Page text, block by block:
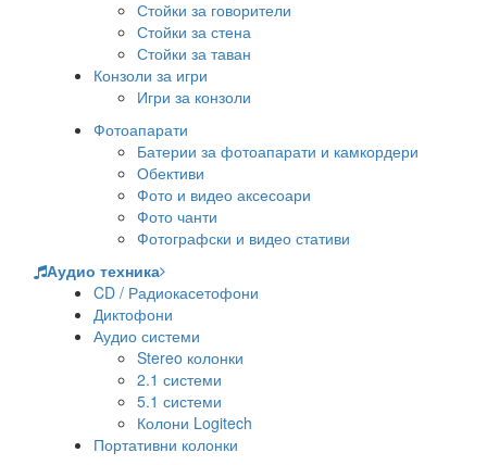
Стойки за говорители
Стойки за стена
Стойки за таван
Конзоли за игри
Игри за конзоли
Фотоапарати
Батерии за фотоапарати и камкордери
Обективи
Фото и видео аксесоари
Фото чанти
Фотографски и видео стативи
Аудио техника
CD / Радиокасетофони
Диктофони
Аудио системи
Stereo колонки
2.1 системи
5.1 системи
Колони Logitech
Портативни колонки